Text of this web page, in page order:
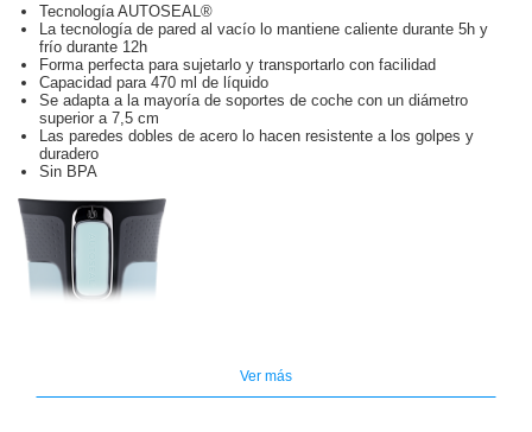
Tecnología AUTOSEAL®
La tecnología de pared al vacío lo mantiene caliente durante 5h y
frío durante 12h
Forma perfecta para sujetarlo y transportarlo con facilidad
Capacidad para 470 ml de líquido
Se adapta a la mayoría de soportes de coche con un diámetro
superior a 7,5 cm
Las paredes dobles de acero lo hacen resistente a los golpes y
duradero
Sin BPA
Ver más